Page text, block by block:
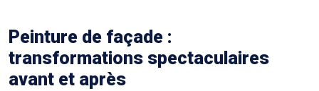
Peinture de façade :
transformations spectaculaires
avant et après